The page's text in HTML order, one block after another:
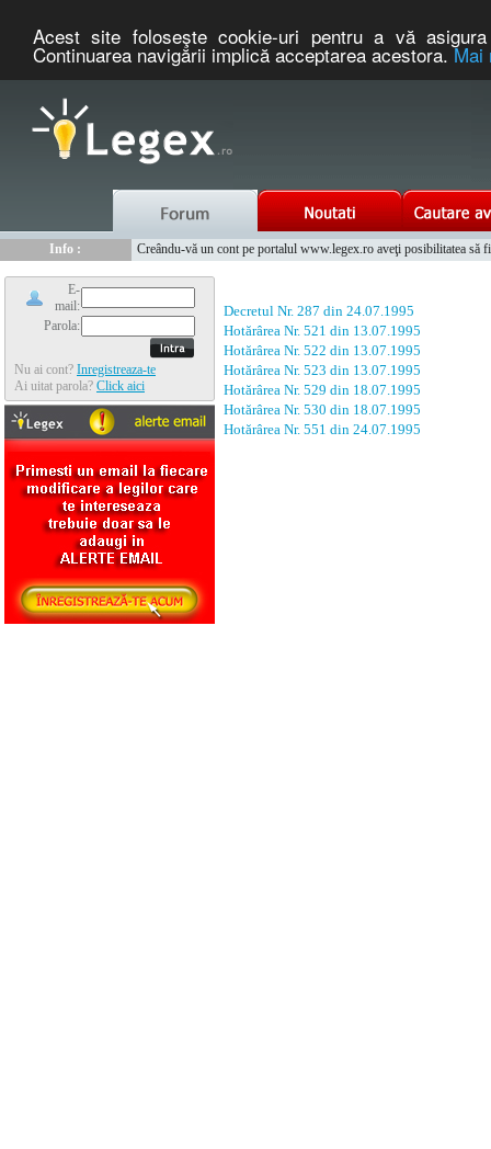
Acest site foloseşte cookie-uri pentru a vă
Continuarea navigării implică acceptarea acestora.Mai
Info :
Creându-vă un cont pe portalul www.legex.ro aveţi posibilitatea să
E-
mail:
Parola:
Nu ai cont? Inregistreaza-te
Ai uitat parola? Click aici
Decretul Nr. 287 din 24.07.1995
Hotărârea Nr. 521 din 13.07.1995
Hotărârea Nr. 522 din 13.07.1995
Hotărârea Nr. 523 din 13.07.1995
Hotărârea Nr. 529 din 18.07.1995
Hotărârea Nr. 530 din 18.07.1995
Hotărârea Nr. 551 din 24.07.1995